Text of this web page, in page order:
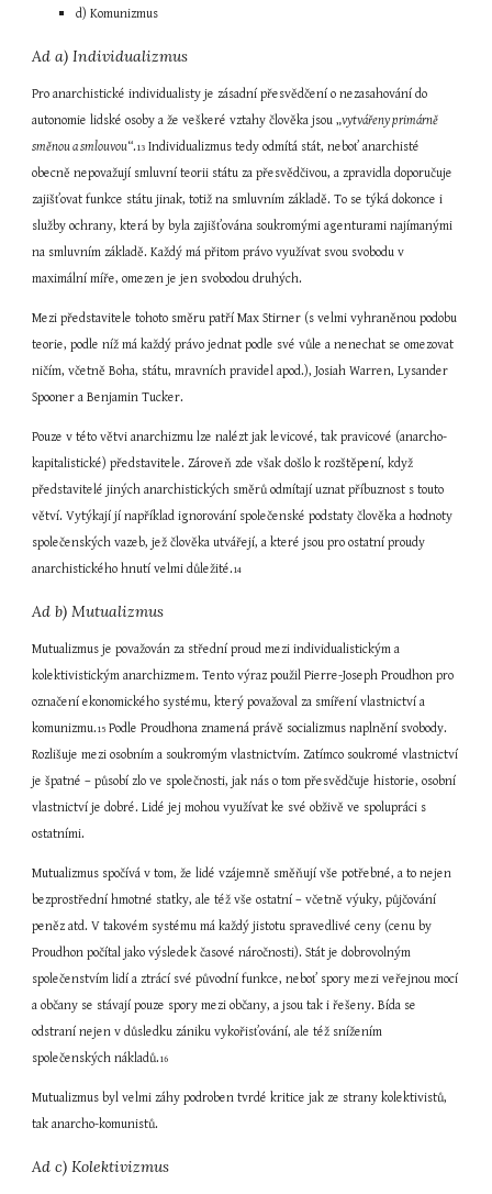
d) Komunizmus
Ad a) Individualizmus
Pro anarchistické individualisty je zásadní přesvědčení o nezasahování do
autonomie lidské osoby a že veškeré vztahy člověka jsou „vytvářeny primárně
směnou a smlouvou“.13 Individualizmus tedy odmítá stát, neboť anarchisté
obecně nepovažují smluvní teorii státu za přesvědčivou, a zpravidla doporučuje
zajišťovat funkce státu jinak, totiž na smluvním základě. To se týká dokonce i
služby ochrany, která by byla zajišťována soukromými agenturami najímanými
na smluvním základě. Každý má přitom právo využívat svou svobodu v
maximální míře, omezen je jen svobodou druhých.
Mezi představitele tohoto směru patří Max Stirner (s velmi vyhraněnou podobu
teorie, podle níž má každý právo jednat podle své vůle a nenechat se omezovat
ničím, včetně Boha, státu, mravních pravidel apod.), Josiah Warren, Lysander
Spooner a Benjamin Tucker.
Pouze v této větvi anarchizmu lze nalézt jak levicové, tak pravicové (anarcho-
kapitalistické) představitele. Zároveň zde však došlo k rozštěpení, když
představitelé jiných anarchistických směrů odmítají uznat příbuznost s touto
větví. Vytýkají jí například ignorování společenské podstaty člověka a hodnoty
společenských vazeb, jež člověka utvářejí, a které jsou pro ostatní proudy
anarchistického hnutí velmi důležité.14
Ad b) Mutualizmus
Mutualizmus je považován za střední proud mezi individualistickým a
kolektivistickým anarchizmem. Tento výraz použil Pierre-Joseph Proudhon pro
označení ekonomického systému, který považoval za smíření vlastnictví a
komunizmu.15 Podle Proudhona znamená právě socializmus naplnění svobody.
Rozlišuje mezi osobním a soukromým vlastnictvím. Zatímco soukromé vlastnictví
je špatné – působí zlo ve společnosti, jak nás o tom přesvědčuje historie, osobní
vlastnictví je dobré. Lidé jej mohou využívat ke své obživě ve spolupráci s
ostatními.
Mutualizmus spočívá v tom, že lidé vzájemně směňují vše potřebné, a to nejen
bezprostřední hmotné statky, ale též vše ostatní – včetně výuky, půjčování
peněz atd. V takovém systému má každý jistotu spravedlivé ceny (cenu by
Proudhon počítal jako výsledek časové náročnosti). Stát je dobrovolným
společenstvím lidí a ztrácí své původní funkce, neboť spory mezi veřejnou mocí
a občany se stávají pouze spory mezi občany, a jsou tak i řešeny. Bída se
odstraní nejen v důsledku zániku vykořisťování, ale též snížením
společenských nákladů.16
Mutualizmus byl velmi záhy podroben tvrdé kritice jak ze strany kolektivistů,
tak anarcho-komunistů.
Ad c) Kolektivizmus